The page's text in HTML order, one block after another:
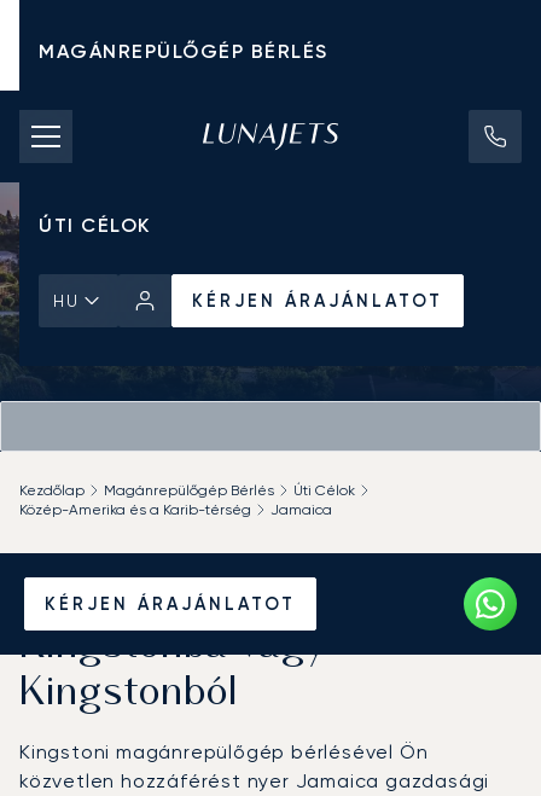
MAGÁNREPÜLŐGÉP BÉRLÉS
CHARTER ÁRAK
MAGÁNREPÜLŐGÉPEK
ÚTI CÉLOK
HU KÉRJEN ÁRAJÁNLATOT
KÉRJEN ÁRAJÁNLATOT
Kezdőlap Magánrepülőgép Bérlés
Úti Célok
Közép-Amerika és a Karib-térség
Jamaica
Béreljen magánrepülőt
Kingstonba vagy
Kingstonból
Kingstoni magánrepülőgép bérlésével Ön
közvetlen hozzáférést nyer Jamaica gazdasági